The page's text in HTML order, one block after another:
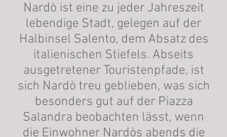
Nardò ist eine zu jeder Jahreszeit
lebendige Stadt, gelegen auf der
Halbinsel Salento, dem Absatz des
italienischen Stiefels. Abseits
ausgetretener Touristenpfade, ist
sich Nardò treu geblieben, was sich
besonders gut auf der Piazza
Salandra beobachten lässt, wenn
die Einwohner Nardòs abends die